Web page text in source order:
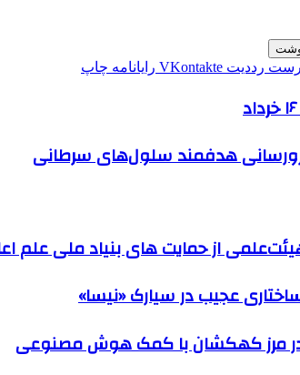
‫رددیت ‫VKontakte رایانامه چاپ
دارورسانی هدفمند سلول‌های سرطانی
از حمایت های بنیاد ملی علم
عجیب در سیارک «نیسا»
مرز کهکشان با کمک هوش مصنوعی